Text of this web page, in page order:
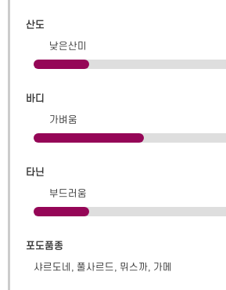
산도
낮은산미
바디
가벼움
타닌
부드러움
포도품종
샤르도네, 풀사르드, 뮈스까, 가메